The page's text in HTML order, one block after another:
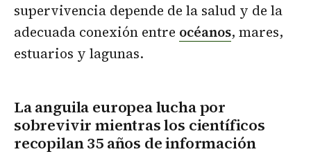
supervivencia depende de la salud y de la
adecuada conexión entre océanos, mares,
estuarios y lagunas.
La anguila europea lucha por
sobrevivir mientras los científicos
recopilan 35 años de información